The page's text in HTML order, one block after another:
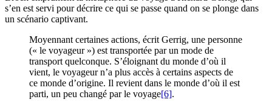
s’en est servi pour décrire ce qui se passe quand on se plonge dans
un scénario captivant.
Moyennant certaines actions, écrit Gerrig, une personne
(« le voyageur ») est transportée par un mode de
transport quelconque. S’éloignant du monde d’où il
vient, le voyageur n’a plus accès à certains aspects de
ce monde d’origine. Il revient dans le monde d’où il est
parti, un peu changé par le voyage[6].